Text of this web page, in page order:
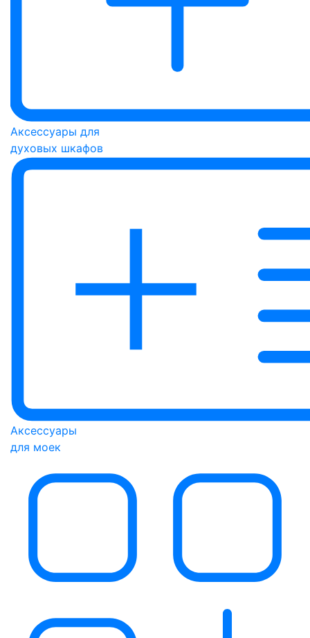
Аксессуары для
духовых шкафов
Аксессуары
для моек